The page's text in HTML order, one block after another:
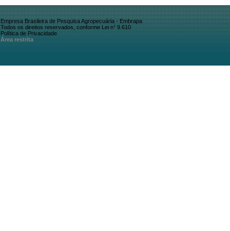
Empresa Brasileira de Pesquisa Agropecuária - Embrapa
Todos os direitos reservados, conforme Lei n° 9.610
Política de Privacidade
Área restrita